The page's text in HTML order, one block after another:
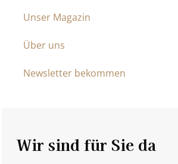
Unser Magazin
Über uns
Newsletter bekommen
Wir sind für Sie da